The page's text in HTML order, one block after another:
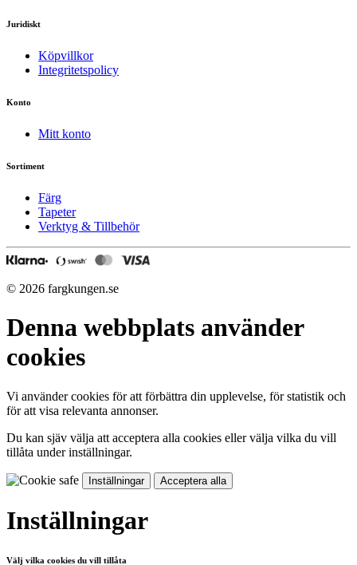
Juridiskt
Köpvillkor
Integritetspolicy
Konto
Mitt konto
Sortiment
Färg
Tapeter
Verktyg & Tillbehör
© 2026 fargkungen.se
Denna webbplats använder
cookies
Vi använder cookies för att förbättra din upplevelse, för statistik och
för att visa relevanta annonser.
Du kan sjäv välja att acceptera alla cookies eller välja vilka du vill
tillåta under inställningar.
Inställningar Acceptera alla
Inställningar
Välj vilka cookies du vill tillåta